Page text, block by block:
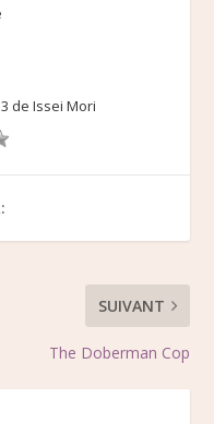
de Issei Mori
SUIVANT
The Doberman Cop